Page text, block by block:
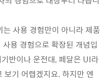
사용 경험만이 아니라 제품
용 경험으로 확장된 개념입
반이나 운전대, 페달은 UI라
기 어렵겠지요. 하지만 엔